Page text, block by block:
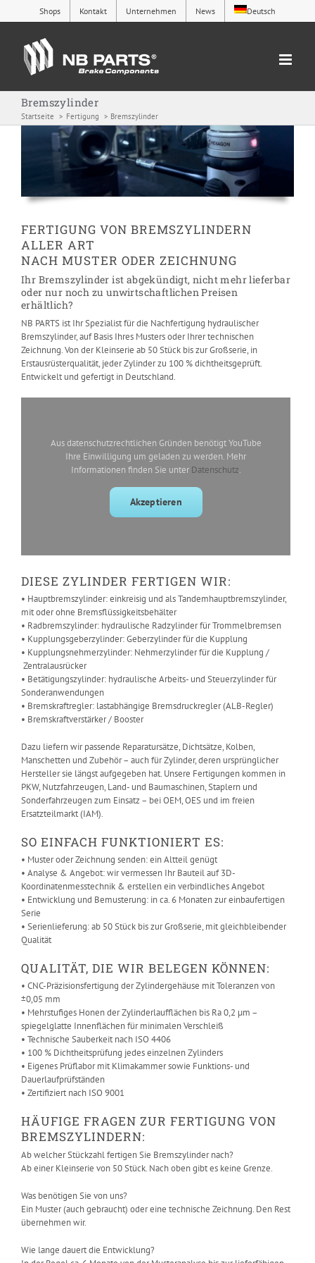
Inhalt
Shops Kontakt Unternehmen News Deutsch
Bremszylinder
Startseite Fertigung Bremszylinder
FERTIGUNG VON BREMSZYLINDERN
ALLER ART
NACH MUSTER ODER ZEICHNUNG
Ihr Bremszylinder ist abgekündigt, nicht mehr lieferbar
oder nur noch zu unwirtschaftlichen Preisen
erhältlich?
NB PARTS ist Ihr Spezialist für die Nachfertigung hydraulischer
Bremszylinder, auf Basis Ihres Musters oder Ihrer technischen
Zeichnung. Von der Kleinserie ab 50 Stück bis zur Großserie, in
Erstausrüsterqualität, jeder Zylinder zu 100 % dichtheitsgeprüft.
Entwickelt und gefertigt in Deutschland.
Aus datenschutzrechtlichen Gründen benötigt YouTube
Ihre Einwilligung um geladen zu werden. Mehr
Informationen finden Sie unter Datenschutz.
Akzeptieren
DIESE ZYLINDER FERTIGEN WIR:
• Hauptbremszylinder: einkreisig und als Tandemhauptbremszylinder,
mit oder ohne Bremsflüssigkeitsbehälter
• Radbremszylinder: hydraulische Radzylinder für Trommelbremsen
• Kupplungsgeberzylinder: Geberzylinder für die Kupplung
• Kupplungsnehmerzylinder: Nehmerzylinder für die Kupplung /
Zentralausrücker
• Betätigungszylinder: hydraulische Arbeits- und Steuerzylinder für
Sonderanwendungen
• Bremskraftregler: lastabhängige Bremsdruckregler (ALB-Regler)
• Bremskraftverstärker / Booster
Dazu liefern wir passende Reparatursätze, Dichtsätze, Kolben,
Manschetten und Zubehör – auch für Zylinder, deren ursprünglicher
Hersteller sie längst aufgegeben hat. Unsere Fertigungen kommen in
PKW, Nutzfahrzeugen, Land- und Baumaschinen, Staplern und
Sonderfahrzeugen zum Einsatz – bei OEM, OES und im freien
Ersatzteilmarkt (IAM).
SO EINFACH FUNKTIONIERT ES:
• Muster oder Zeichnung senden: ein Altteil genügt
• Analyse & Angebot: wir vermessen Ihr Bauteil auf 3D-
Koordinatenmesstechnik & erstellen ein verbindliches Angebot
• Entwicklung und Bemusterung: in ca. 6 Monaten zur einbaufertigen
Serie
• Serienlieferung: ab 50 Stück bis zur Großserie, mit gleichbleibender
Qualität
QUALITÄT, DIE WIR BELEGEN KÖNNEN:
• CNC-Präzisionsfertigung der Zylindergehäuse mit Toleranzen von
±0,05 mm
• Mehrstufiges Honen der Zylinderlaufflächen bis Ra 0,2 µm –
spiegelglatte Innenflächen für minimalen Verschleiß
• Technische Sauberkeit nach ISO 4406
• 100 % Dichtheitsprüfung jedes einzelnen Zylinders
• Eigenes Prüflabor mit Klimakammer sowie Funktions- und
Dauerlaufprüfständen
• Zertifiziert nach ISO 9001
HÄUFIGE FRAGEN ZUR FERTIGUNG VON
BREMSZYLINDERN:
Ab welcher Stückzahl fertigen Sie Bremszylinder nach?
Ab einer Kleinserie von 50 Stück. Nach oben gibt es keine Grenze.
Was benötigen Sie von uns?
Ein Muster (auch gebraucht) oder eine technische Zeichnung. Den Rest
übernehmen wir.
Wie lange dauert die Entwicklung?